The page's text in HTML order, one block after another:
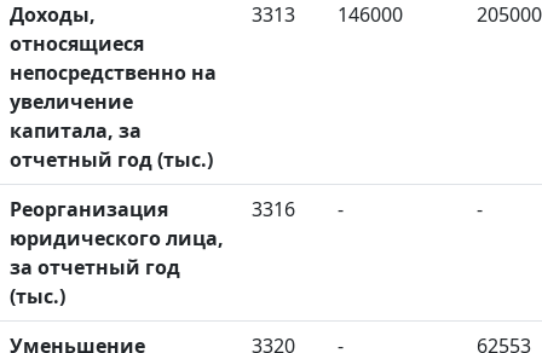
Доходы,
относящиеся
непосредственно на
увеличение
капитала, за
отчетный год (тыс.)
3313 146000 205000
Реорганизация
юридического лица,
за отчетный год
(тыс.)
3316 - -
Уменьшение 3320 - 62553